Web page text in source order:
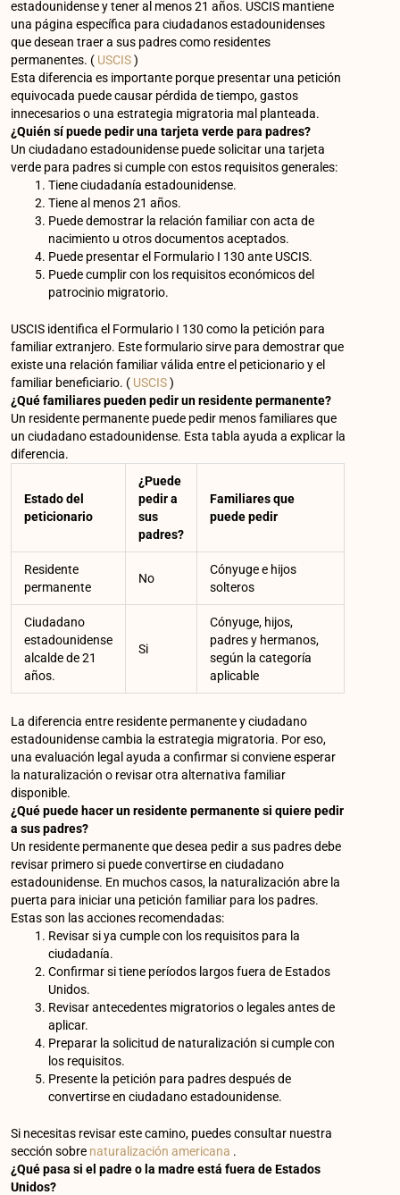
estadounidense y tener al menos 21 años. USCIS mantiene
una página específica para ciudadanos estadounidenses
que desean traer a sus padres como residentes
permanentes. ( USCIS)
Esta diferencia es importante porque presentar una petición
equivocada puede causar pérdida de tiempo, gastos
innecesarios o una estrategia migratoria mal planteada.
¿Quién sí puede pedir una tarjeta verde para padres?
Un ciudadano estadounidense puede solicitar una tarjeta
verde para padres si cumple con estos requisitos generales:
Tiene ciudadanía estadounidense.
Tiene al menos 21 años.
Puede demostrar la relación familiar con acta de
nacimiento u otros documentos aceptados.
Puede presentar el Formulario I 130 ante USCIS.
Puede cumplir con los requisitos económicos del
patrocinio migratorio.
USCIS identifica el Formulario I 130 como la petición para
familiar extranjero. Este formulario sirve para demostrar que
existe una relación familiar válida entre el peticionario y el
familiar beneficiario. ( USCIS)
¿Qué familiares pueden pedir un residente permanente?
Un residente permanente puede pedir menos familiares que
un ciudadano estadounidense. Esta tabla ayuda a explicar la
diferencia.
Estado del
peticionario
¿Puede
pedir a
sus
padres?
Familiares que
puede pedir
Residente
permanente
No
Cónyuge e hijos
solteros
Ciudadano
estadounidense
alcalde de 21
años.
Si
Cónyuge, hijos,
padres y hermanos,
según la categoría
aplicable
La diferencia entre residente permanente y ciudadano
estadounidense cambia la estrategia migratoria. Por eso,
una evaluación legal ayuda a confirmar si conviene esperar
la naturalización o revisar otra alternativa familiar
disponible.
¿Qué puede hacer un residente permanente si quiere pedir
a sus padres?
Un residente permanente que desea pedir a sus padres debe
revisar primero si puede convertirse en ciudadano
estadounidense. En muchos casos, la naturalización abre la
puerta para iniciar una petición familiar para los padres.
Estas son las acciones recomendadas:
Revisar si ya cumple con los requisitos para la
ciudadanía.
Confirmar si tiene períodos largos fuera de Estados
Unidos.
Revisar antecedentes migratorios o legales antes de
aplicar.
Preparar la solicitud de naturalización si cumple con
los requisitos.
Presente la petición para padres después de
convertirse en ciudadano estadounidense.
Si necesitas revisar este camino, puedes consultar nuestra
sección sobre naturalización americana .
¿Qué pasa si el padre o la madre está fuera de Estados
Unidos?